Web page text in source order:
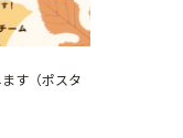
す（ポスタ